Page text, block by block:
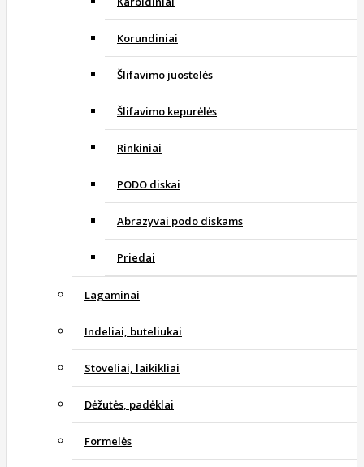
Korundiniai
Šlifavimo juostelės
Šlifavimo kepurėlės
Rinkiniai
PODO diskai
Abrazyvai podo diskams
Priedai
Lagaminai
Indeliai, buteliukai
Stoveliai, laikikliai
Dėžutės, padėklai
Formelės